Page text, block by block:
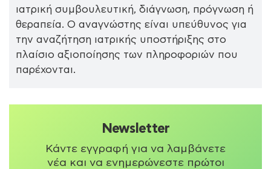
ιατρική συμβουλευτική, διάγνωση, πρόγνωση ή
θεραπεία. Ο αναγνώστης είναι υπεύθυνος για
την αναζήτηση ιατρικής υποστήριξης στο
πλαίσιο αξιοποίησης των πληροφοριών που
παρέχονται.
Newsletter
Κάντε εγγραφή για να λαμβάνετε
νέα και να ενημερώνεστε πρώτοι